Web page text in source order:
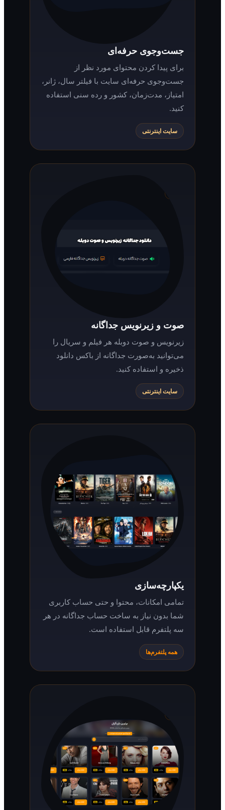
جست‌وجوی حرفه‌ای
برای پیدا کردن محتوای مورد نظر از
جست‌وجوی حرفه‌ای سایت با فیلتر سال، ژانر،
امتیاز، مدت‌زمان، کشور و رده سنی استفاده
سایت اینترنتی
صوت و زیرنویس جداگانه
زیرنویس و صوت دوبله هر فیلم و سریال را
می‌توانید به‌صورت جداگانه از باکس دانلود
ذخیره و استفاده کنید.
سایت اینترنتی
یکپارچه‌سازی
تمامی امکانات، محتوا و حتی حساب کاربری
شما بدون نیاز به ساخت حساب جداگانه در هر
سه پلتفرم قابل استفاده است.
همه پلتفرم‌ها